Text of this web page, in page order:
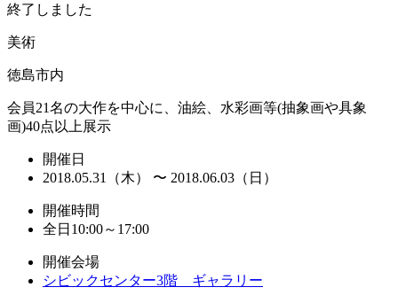
終了しました
美術
徳島市内
会員21名の大作を中心に、油絵、水彩画等(抽象画や具象
画)40点以上展示
開催日
2018.05.31（木） 〜 2018.06.03（日）
開催時間
全日10:00～17:00
開催会場
シビックセンター3階 ギャラリー